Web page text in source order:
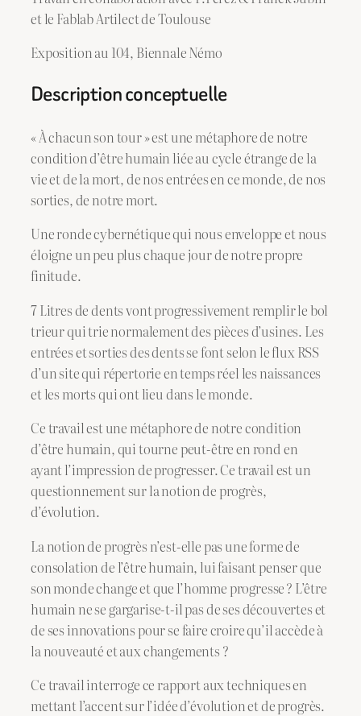
et le Fablab Artilect de Toulouse
Exposition au 104, Biennale Némo
Description conceptuelle
« À chacun son tour » est une métaphore de notre
condition d’être humain liée au cycle étrange de la
vie et de la mort, de nos entrées en ce monde, de nos
sorties, de notre mort.
Une ronde cybernétique qui nous enveloppe et nous
éloigne un peu plus chaque jour de notre propre
finitude.
7 Litres de dents vont progressivement remplir le bol
trieur qui trie normalement des pièces d’usines. Les
entrées et sorties des dents se font selon le flux RSS
d’un site qui répertorie en temps réel les naissances
et les morts qui ont lieu dans le monde.
Ce travail est une métaphore de notre condition
d’être humain, qui tourne peut-être en rond en
ayant l’impression de progresser. Ce travail est un
questionnement sur la notion de progrès,
d’évolution.
La notion de progrès n’est-elle pas une forme de
consolation de l’être humain, lui faisant penser que
son monde change et que l’homme progresse ? L’être
humain ne se gargarise-t-il pas de ses découvertes et
de ses innovations pour se faire croire qu’il accède à
la nouveauté et aux changements ?
Ce travail interroge ce rapport aux techniques en
mettant l’accent sur l’idée d’évolution et de progrès.